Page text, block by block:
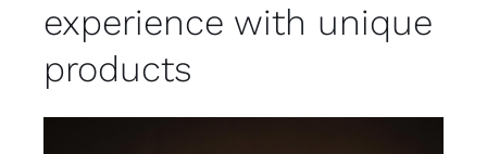
experience with unique
products